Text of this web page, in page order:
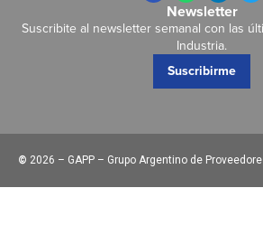
Newsletter
Suscribite al newsletter semanal con las
Industria.
Suscribirme
© 2026 – GAPP – Grupo Argentino de